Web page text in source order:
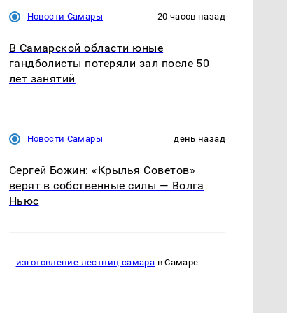
Новости Самары 20 часов назад
В Самарской области юные
гандболисты потеряли зал после 50
лет занятий
Новости Самары день назад
Сергей Божин: «Крылья Советов»
верят в собственные силы — Волга
Ньюс
изготовление лестниц самара в Самаре